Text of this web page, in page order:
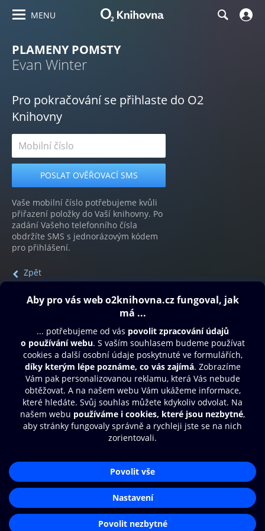
MENU
PLAMENY POMSTY
Evan Winter
Pro pokračování se přihlaste do O2
Knihovny
Vaše mobilní číslo potřebujeme kvůli
přiřazení položky do Vaší knihovny. Po
zadání Vašeho telefonního čísla
obdržíte SMS s jednorázovým kódem
pro přihlášení.
Zpět
Obsah ke stažení
Moje O2 Knihovna
Další zábava
© O2 Czech Republic a.s.
Přístupnost
Zásady zpracování osobních údajů
Nastavení cookies
Aplikace O2 Knihovna
Čti a poslouchej své e-knihy a
audioknihy rychleji a pohodlněji.